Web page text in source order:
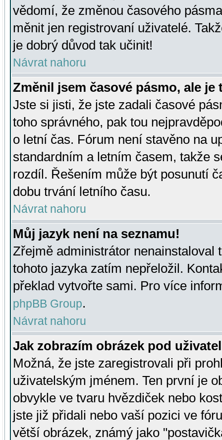
vědomí, že změnou časového
měnit jen registrovaní uživatelé.
je dobrý důvod tak učinit!
Návrat nahoru
Změnil jsem časové pásmo, ale je
Jste si jisti, že jste zadali časové
toho správného, pak tou
o letní čas. Fórum není stavěno na
standardním a letním časem, takže
rozdíl. Řešením může být posunutí
dobu trvání letního času.
Návrat nahoru
Můj jazyk není na seznamu!
Zřejmě administrátor nenainstaloval
tohoto jazyka zatím nepřeložil.
překlad vytvořte sami. Pro více
phpBB Group.
Návrat nahoru
Jak zobrazím obrázek pod
Možná, že jste zaregistrovali při
uživatelským jménem. Ten první je
obvykle ve tvaru hvězdiček nebo
jste již přidali nebo vaší pozici ve
větší obrázek, známý jako